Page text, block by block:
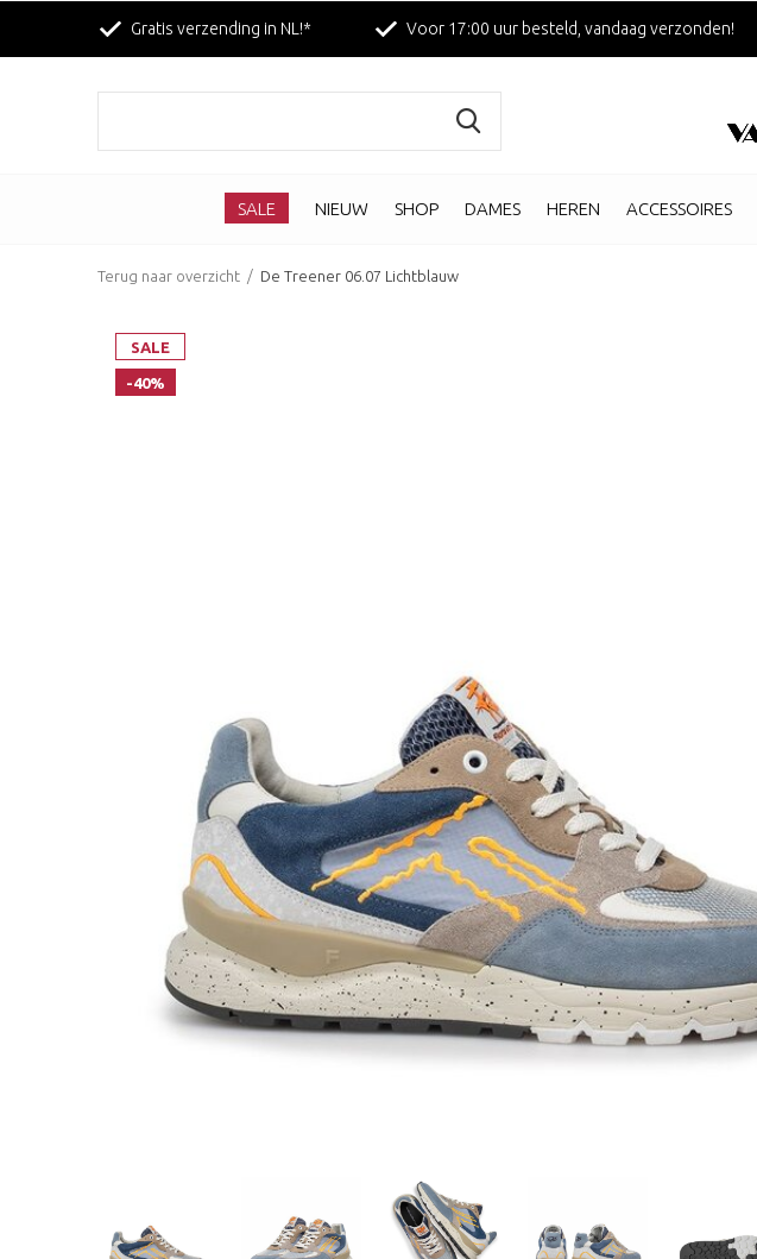
SALE NIEUW SHOP DAMES HEREN ACCESSOIRES
Gratis verzending in NL!* Voor 17:00 uur besteld, vandaag verzonden!
Terug naar overzicht De Treener 06.07 Lichtblauw
SALE
-40%